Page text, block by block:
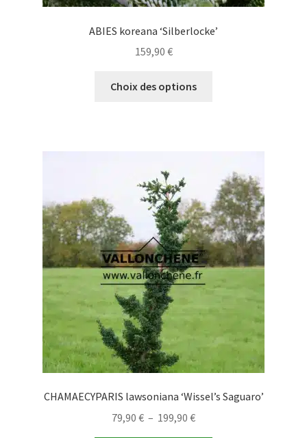
ABIES koreana ‘Silberlocke’
159,90 €
Choix des options
options
peuvent
être
choisies
sur
la
page
CHAMAECYPARIS lawsoniana ‘Wissel’s Saguaro’
79,90 € – 199,90 €Plage
de